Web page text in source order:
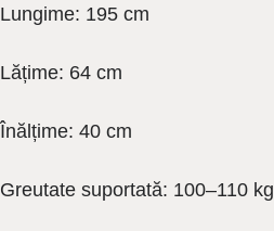
Lungime: 195 cm
Lățime: 64 cm
Înălțime: 40 cm
Greutate suportată: 100–110 kg